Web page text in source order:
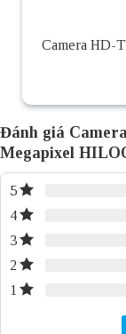
Camera HD-
Đánh giá
Megapixel
5
4
3
2
1